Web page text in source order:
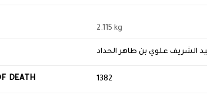
2.115 kg
الشريف علوي بن طاهر الحداد
DEATH 1382